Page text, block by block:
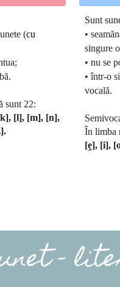
(cu
sunt 22:
[l], [m], [n],
Sunt
•
singure
• nu se
• într-o
vocală.
În limba
[ḙ], [i],